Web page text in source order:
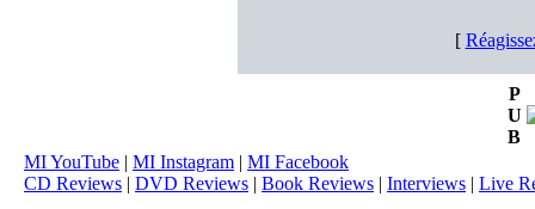
[
P
U
B
MI YouTube | MI Instagram | MI Facebook
CD Reviews | DVD Reviews | Book Reviews | Interviews | Live